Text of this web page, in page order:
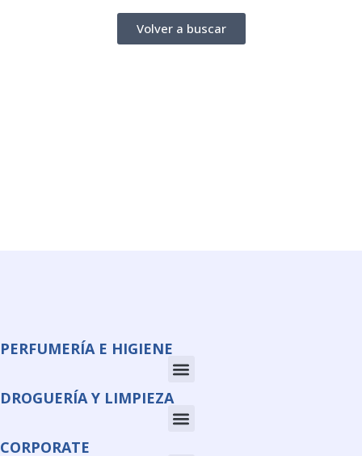
Volver a buscar
PERFUMERÍA E HIGIENE
DROGUERÍA Y LIMPIEZA
CORPORATE